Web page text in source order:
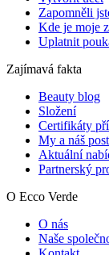
Zapomněli
Kde je moje
Uplatnit
Zajímavá fakta
Beauty blog
Složení
Certifikáty
My a náš
Aktuální
Partnerský
O Ecco Verde
O nás
Naše